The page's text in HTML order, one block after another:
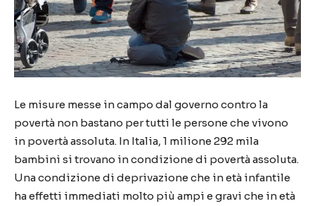
Le misure messe in campo dal governo contro la
povertà non bastano per tutti le persone che vivono
in povertà assoluta. In Italia, 1 milione 292 mila
bambini si trovano in condizione di povertà assoluta.
Una condizione di deprivazione che in età infantile
ha effetti immediati molto più ampi e gravi che in età